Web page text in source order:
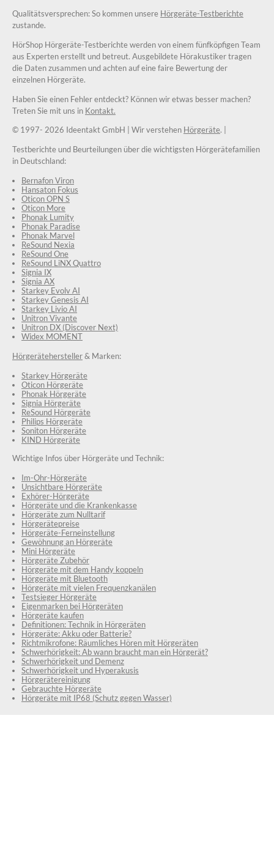
Qualitätsversprechen: So kommen unsere Hörgeräte-Testberichte
zustande.
HörShop Hörgeräte-Testberichte werden von einem fünfköpfigen Team
aus Experten erstellt und betreut. Ausgebildete Hörakustiker tragen
die Daten zusammen und achten auf eine faire Bewertung der
einzelnen Hörgeräte.
Haben Sie einen Fehler entdeckt? Können wir etwas besser machen?
Treten Sie mit uns in Kontakt.
© 1997- 2026 Ideentakt GmbH | Wir verstehen Hörgeräte. |
Testberichte und Beurteilungen über die wichtigsten Hörgerätefamilien
in Deutschland:
Bernafon Viron
Hansaton Fokus
Oticon OPN S
Oticon More
Phonak Lumity
Phonak Paradise
Phonak Marvel
ReSound Nexia
ReSound One
ReSound LiNX Quattro
Signia IX
Signia AX
Starkey Evolv AI
Starkey Genesis AI
Starkey Livio AI
Unitron Vivante
Unitron DX (Discover Next)
Widex MOMENT
Hörgerätehersteller& Marken:
Starkey Hörgeräte
Oticon Hörgeräte
Phonak Hörgeräte
Signia Hörgeräte
ReSound Hörgeräte
Philips Hörgeräte
Soniton Hörgeräte
KIND Hörgeräte
Wichtige Infos über Hörgeräte und Technik:
Im-Ohr-Hörgeräte
Unsichtbare Hörgeräte
Exhörer-Hörgeräte
Hörgeräte und die Krankenkasse
Hörgeräte zum Nulltarif
Hörgerätepreise
Hörgeräte-Ferneinstellung
Gewöhnung an Hörgeräte
Mini Hörgeräte
Hörgeräte Zubehör
Hörgeräte mit dem Handy koppeln
Hörgeräte mit Bluetooth
Hörgeräte mit vielen Frequenzkanälen
Testsieger Hörgeräte
Eigenmarken bei Hörgeräten
Hörgeräte kaufen
Definitionen: Technik in Hörgeräten
Hörgeräte: Akku oder Batterie?
Richtmikrofone: Räumliches Hören mit Hörgeräten
Schwerhörigkeit: Ab wann braucht man ein Hörgerät?
Schwerhörigkeit und Demenz
Schwerhörigkeit und Hyperakusis
Hörgerätereinigung
Gebrauchte Hörgeräte
Hörgeräte mit IP68 (Schutz gegen Wasser)